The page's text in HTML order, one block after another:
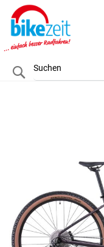
Search